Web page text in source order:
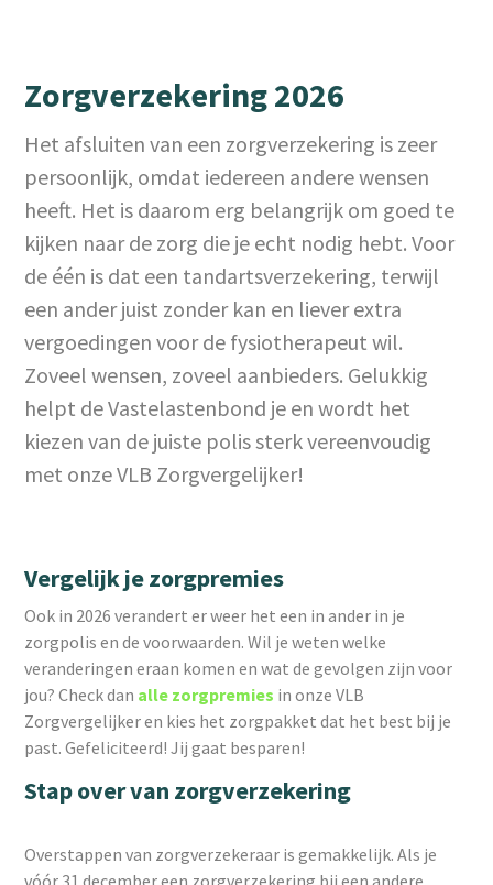
Zorgverzekering 2026
Het afsluiten van een zorgverzekering is zeer
persoonlijk, omdat iedereen andere wensen
heeft. Het is daarom erg belangrijk om goed te
kijken naar de zorg die je echt nodig hebt. Voor
de één is dat een tandartsverzekering, terwijl
een ander juist zonder kan en liever extra
vergoedingen voor de fysiotherapeut wil.
Zoveel wensen, zoveel aanbieders. Gelukkig
helpt de Vastelastenbond je en wordt het
kiezen van de juiste polis sterk vereenvoudig
met onze VLB Zorgvergelijker!
Vergelijk je zorgpremies
Ook in 2026 verandert er weer het een in ander in je
zorgpolis en de voorwaarden. Wil je weten welke
veranderingen eraan komen en wat de gevolgen zijn voor
jou? Check dan alle zorgpremies in onze VLB
Zorgvergelijker en kies het zorgpakket dat het best bij je
past. Gefeliciteerd! Jij gaat besparen!
Stap over van zorgverzekering
Overstappen van zorgverzekeraar is gemakkelijk. Als je
vóór 31 december een zorgverzekering bij een andere